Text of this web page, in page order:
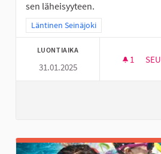
sen läheisyyteen.
Rajaa tulokset teeman mukaan:
Läntinen Seinäjoki
LUONTIAIKA
31.01.2025
1 1